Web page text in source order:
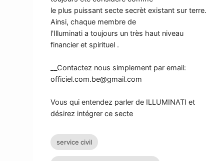
le plus puissant secte secrèt existant sur terre.
Ainsi, chaque membre de
l'Illuminati a toujours un très haut niveau
financier et spirituel .
__Contactez nous simplement par email:
officiel.com.be@gmail.com
Vous qui entendez parler de ILLUMINATI et
désirez intégrer ce secte
service civil